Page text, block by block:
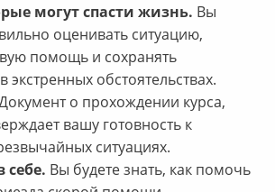
могут спасти жизнь. Вы
оценивать ситуацию,
помощь и сохранять
экстренных обстоятельствах.
о прохождении курса,
вашу готовность к
ситуациях.
себе. Вы будете знать, как помочь